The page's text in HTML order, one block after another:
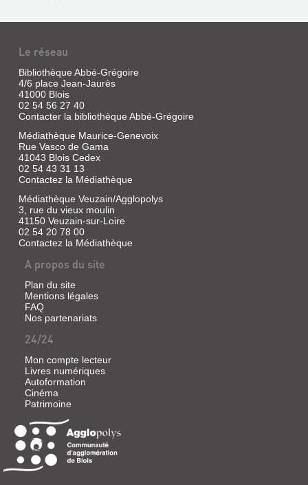
Le réseau
Bibliothèque Abbé-Grégoire
4/6 place Jean-Jaurès
41000 Blois
02 54 56 27 40
Contacter la bibliothèque Abbé-Grégoire
Médiathèque Maurice-Genevoix
Rue Vasco de Gama
41043 Blois Cedex
02 54 43 31 13
Contactez la Médiathèque
Médiathèque Veuzain/Agglopolys
3, rue du vieux moulin
41150 Veuzain-sur-Loire
02 54 20 78 00
Contactez la Médiathèque
A propos du site
Plan du site
Mentions légales
FAQ
Nos partenariats
24/24
Mon compte lecteur
Livres numériques
Autoformation
Cinéma
Patrimoine